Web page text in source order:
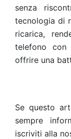
senza
tecnologia di
ricarica,
telefono
offrire una
Se questo
sempre
iscriviti alla